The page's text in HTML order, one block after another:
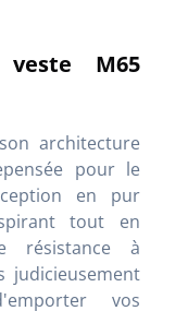
M65
architecture
pour le
en pur
tout en
résistance à
judicieusement
vos